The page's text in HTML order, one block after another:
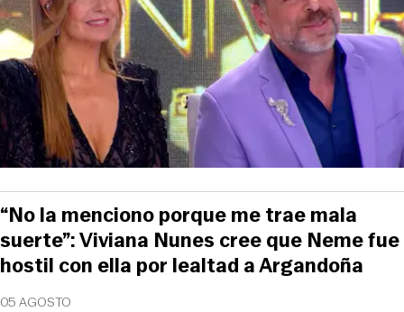
05 AGOSTO
“No la menciono porque me trae mala
suerte”: Viviana Nunes cree que Neme fue
hostil con ella por lealtad a Argandoña